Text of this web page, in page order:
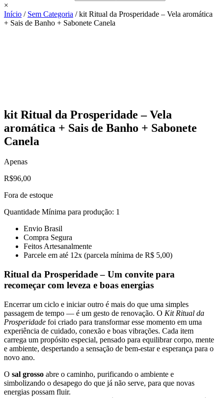
×
Início / Sem Categoria / kit Ritual da Prosperidade – Vela aromática
+ Sais de Banho + Sabonete Canela
kit Ritual da Prosperidade – Vela
aromática + Sais de Banho + Sabonete
Canela
Apenas
R$96,00
Fora de estoque
Quantidade Mínima para produção: 1
Envio Brasil
Compra Segura
Feitos Artesanalmente
Parcele em até 12x (parcela mínima de R$ 5,00)
Ritual da Prosperidade – Um convite para
recomeçar com leveza e boas energias
Encerrar um ciclo e iniciar outro é mais do que uma simples
passagem de tempo — é um gesto de renovação. O Kit Ritual da
Prosperidade foi criado para transformar esse momento em uma
experiência de cuidado, conexão e boas vibrações. Cada item
carrega um propósito especial, pensado para equilibrar corpo, mente
e ambiente, despertando a sensação de bem-estar e esperança para o
novo ano.
O sal grosso abre o caminho, purificando o ambiente e
simbolizando o desapego do que já não serve, para que novas
energias possam fluir.